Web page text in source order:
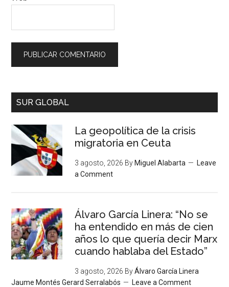
SUR GLOBAL
La geopolítica de la crisis
migratoria en Ceuta
3 agosto, 2026 By Miguel Alabarta
Leave
a Comment
Álvaro García Linera: “No se
ha entendido en más de cien
años lo que quería decir Marx
cuando hablaba del Estado”
3 agosto, 2026 ByÁlvaro García Linera
Jaume Montés Gerard Serralabós
Leave a Comment